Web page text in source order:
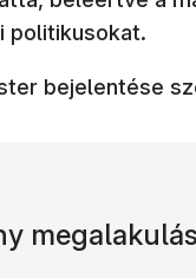
politikusokat.
bejelentése